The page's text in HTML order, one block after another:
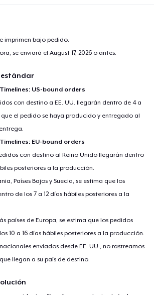
imprimen bajo pedido.
se enviará elAugust 17, 2026 o antes.
estándar
US-bound orders
con destino a EE. UU. llegarán dentro de 4 a
que el pedido se haya producido y entregado al
EU-bound orders
con destino al Reino Unido llegarán dentro
posteriores a la producción.
Países Bajos y Suecia, se estima que los
de los 7 a 12 días hábiles posteriores a la
países de Europa, se estima que los pedidos
10 a 16 días hábiles posteriores a la producción.
enviados desde EE. UU., no rastreamos
llegan a su país de destino.